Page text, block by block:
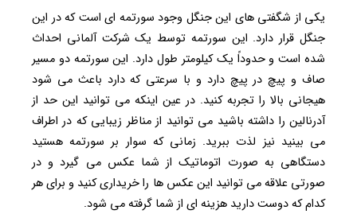
یکی از شگفتی های این جنگل وجود سورتمه ای است که در این
جنگل قرار دارد. این سورتمه توسط یک شرکت آلمانی احداث
شده است و حدوداً یک کیلومتر طول دارد. این سورتمه دو مسیر
صاف و پیچ در پیچ دارد و با سرعتی که دارد باعث می شود
هیجانی بالا را تجربه کنید. در عین اینکه می توانید این حد از
آدرنالین را داشته باشید می توانید از مناظر زیبایی که در اطراف
می بینید نیز لذت ببرید. زمانی که سوار بر سورتمه هستید
دستگاهی به صورت اتوماتیک از شما عکس می گیرد و در
صورتی علاقه می توانید این عکس ها را خریداری کنید و برای هر
کدام که دوست دارید هزینه ای از شما گرفته می شود.